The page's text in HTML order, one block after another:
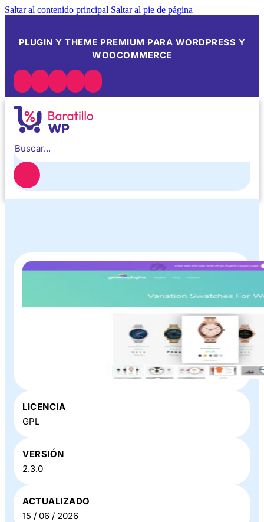
Saltar al contenido principal Saltar al pie de página
PLUGIN Y THEME PREMIUM PARA WORDPRESS Y
WOOCOMMERCE
WooCommerce Variation Swatches
en Baratillo WP
LICENCIA
GPL
VERSIÓN
2.3.0
ACTUALIZADO
15 / 06 / 2026